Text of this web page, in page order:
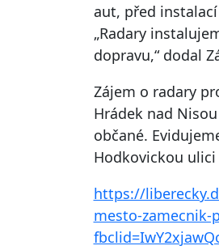
aut, před
„Radary
dopravu,“ dodal
Zájem o radary
Hrádek nad
občané.
Hodkovickou
https://
mesto-zamecnik-